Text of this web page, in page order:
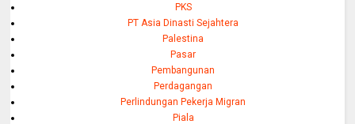
PKS
PT Asia Dinasti Sejahtera
Palestina
Pasar
Pembangunan
Perdagangan
Perlindungan Pekerja Migran
Piala